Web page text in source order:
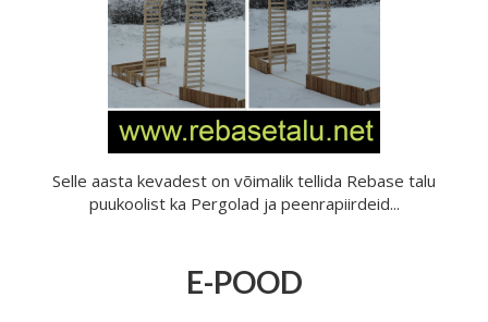
Selle aasta kevadest on võimalik tellida Rebase talu
puukoolist ka Pergolad ja peenrapiirdeid...
E-POOD